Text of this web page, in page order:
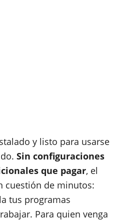
y listo para usarse
Sin configuraciones
que pagar, el
cuestión de minutos:
tus programas
Para quien venga